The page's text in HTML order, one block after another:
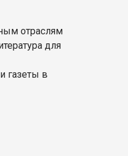
отраслям
для
газеты в